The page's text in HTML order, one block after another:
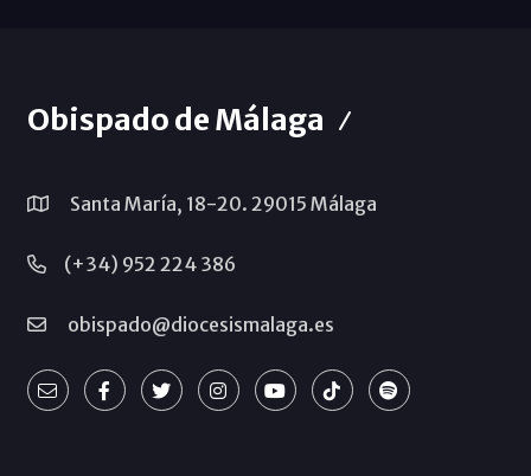
Obispado de Málaga
Santa María, 18-20. 29015 Málaga
(+34) 952 224 386
obispado@diocesismalaga.es